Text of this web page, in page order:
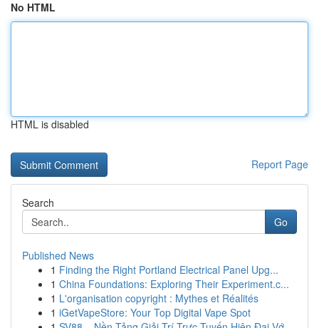
No HTML
HTML is disabled
Report Page
Search
Go
Published News
1 Finding the Right Portland Electrical Panel Upg...
1 China Foundations: Exploring Their Experiment.c...
1 L'organisation copyright : Mythes et Réalités
1 iGetVapeStore: Your Top Digital Vape Spot